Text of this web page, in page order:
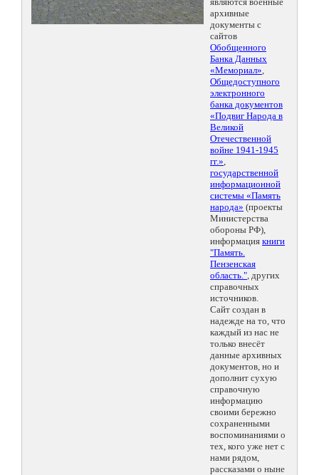
архивные
документы с
сайтов
Обобщенного
Банка Данных
«Мемориал»,
Общедоступного
электронного
банка документов
«Подвиг Народа в
Великой
Отечественной
войне 1941-1945
гг.»,
государственной
информационной
системы «Память
народа» (проекты
Министерства
обороны РФ),
информация книги
"Память.
Пензенская
область.", других
справочных
источников.
Сайт создан в
надежде на то, что
каждый из нас не
только внесёт
данные архивных
документов, но и
дополнит сухую
справочную
информацию
своими бережно
сохраненными
воспоминаниями о
тех, кого уже нет с
нами рядом,
рассказами о ныне